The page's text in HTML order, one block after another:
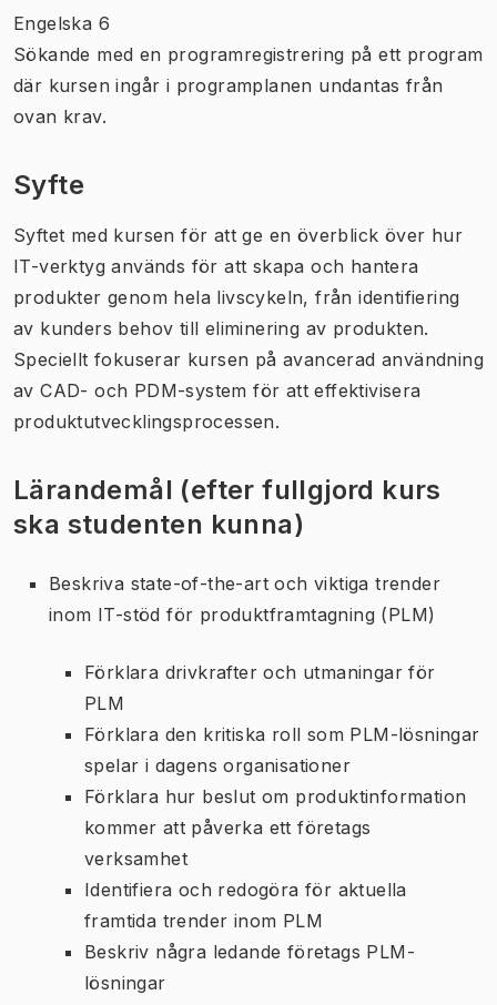
Engelska 6
Sökande med en programregistrering på ett program
där kursen ingår i programplanen undantas från
ovan krav.
Syfte
Syftet med kursen för att ge en överblick över hur
IT-verktyg används för att skapa och hantera
produkter genom hela livscykeln, från identifiering
av kunders behov till eliminering av produkten.
Speciellt fokuserar kursen på avancerad användning
av CAD- och PDM-system för att effektivisera
produktutvecklingsprocessen.
Lärandemål (efter fullgjord kurs
ska studenten kunna)
Beskriva state-of-the-art och viktiga trender
inom IT-stöd för produktframtagning (PLM)
Förklara drivkrafter och utmaningar för
PLM
Förklara den kritiska roll som PLM-lösningar
spelar i dagens organisationer
Förklara hur beslut om produktinformation
kommer att påverka ett företags
verksamhet
Identifiera och redogöra för aktuella
framtida trender inom PLM
Beskriv några ledande företags PLM-
lösningar